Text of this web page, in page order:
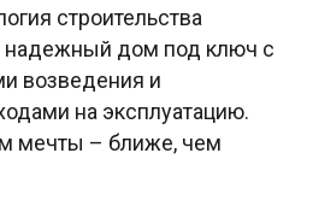
строительства
надежный дом под ключ с
возведения и
на эксплуатацию.
мечты – ближе, чем
качество
по нашим